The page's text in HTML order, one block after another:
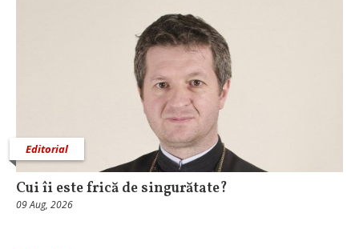
Editorial
Cui îi este frică de singurătate?
09 Aug, 2026